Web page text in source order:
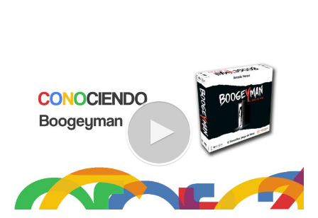
imágenes